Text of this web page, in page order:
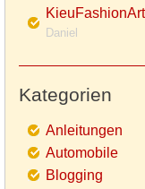
Daniel
Kategorien
Anleitungen
Automobile
Blogging